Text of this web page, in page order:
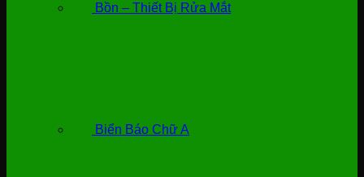
Bồn – Thiết Bị Rửa Mắt
Biển Báo Chữ A